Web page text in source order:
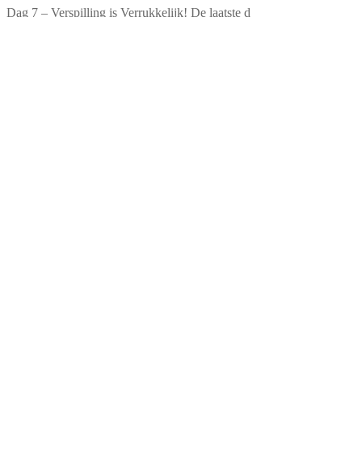
Dag 7 – Verspilling is Verrukkelijk! De laatste d